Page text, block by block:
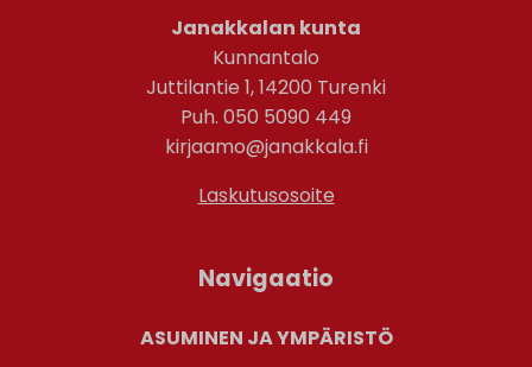
Janakkalan kunta
Kunnantalo
Juttilantie 1, 14200 Turenki
Puh. 050 5090 449
kirjaamo@janakkala.fi
Laskutusosoite
Navigaatio
ASUMINEN JA YMPÄRISTÖ